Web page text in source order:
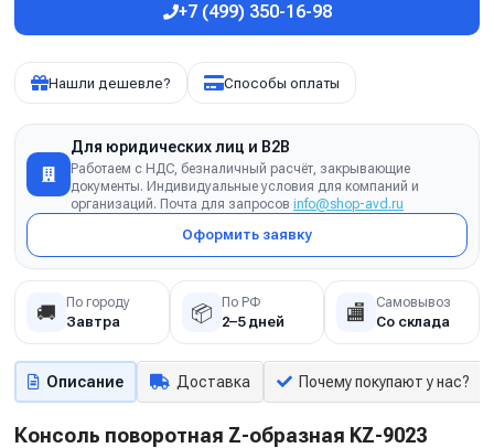
+7 (499) 350-16-98
Нашли дешевле? Способы оплаты
Для юридических лиц и B2B
Работаем с НДС, безналичный расчёт, закрывающие
документы. Индивидуальные условия для компаний и
организаций. Почта для запросов info@shop-avd.ru
Оформить заявку
🚚 По городу
Завтра 📦 По РФ
2–5 дней 🏬 Самовывоз
Со склада
Описание Доставка Почему покупают у нас?
Консоль поворотная Z-образная KZ-9023